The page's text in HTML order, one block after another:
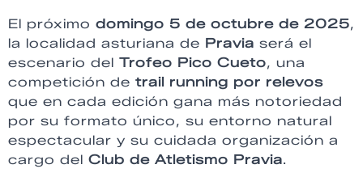
El próximo domingo 5 de octubre de 2025,
la localidad asturiana de Pravia será el
escenario del Trofeo Pico Cueto, una
competición de trail running por relevos
que en cada edición gana más notoriedad
por su formato único, su entorno natural
espectacular y su cuidada organización a
cargo del Club de Atletismo Pravia.